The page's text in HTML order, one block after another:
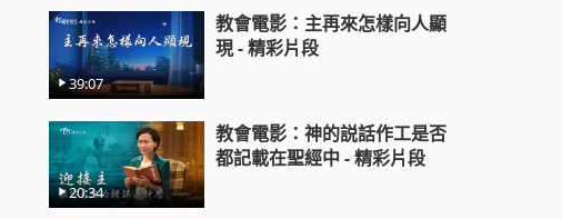
教會電影：神顯現的奥秘 - 精彩片
段
教會電影：信聖經就是信主嗎 - 精
彩片段
39:07
教會電影：主再來怎樣向人顯
現 - 精彩片段
20:34
教會電影：神的説話作工是否
都記載在聖經中 - 精彩片段